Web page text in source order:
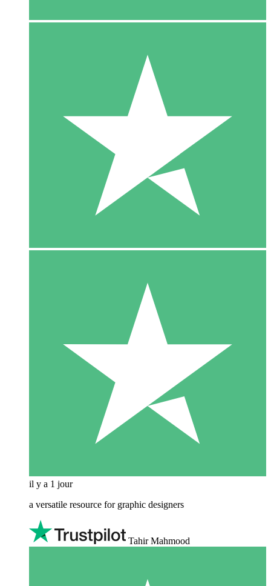
il y a 1 jour
a versatile resource for graphic designers
Tahir Mahmood